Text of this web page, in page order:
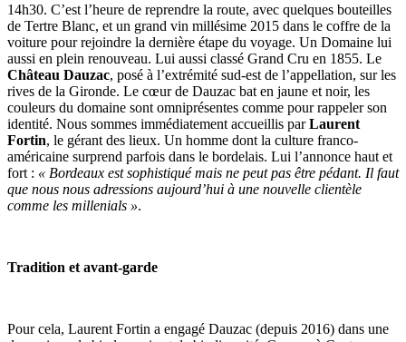
14h30. C’est l’heure de reprendre la route, avec quelques bouteilles
de Tertre Blanc, et un grand vin millésime 2015 dans le coffre de la
voiture pour rejoindre la dernière étape du voyage. Un Domaine lui
aussi en plein renouveau. Lui aussi classé Grand Cru en 1855. Le
Château Dauzac, posé à l’extrémité sud-est de l’appellation, sur les
rives de la Gironde. Le cœur de Dauzac bat en jaune et noir, les
couleurs du domaine sont omniprésentes comme pour rappeler son
identité. Nous sommes immédiatement accueillis parLaurent
Fortin, le gérant des lieux. Un homme dont la culture franco-
américaine surprend parfois dans le bordelais. Lui l’annonce haut et
fort : « Bordeaux est sophistiqué mais ne peut pas être pédant. Il faut
que nous nous adressions aujourd’hui à une nouvelle clientèle
comme les millenials ».
Tradition et avant-garde
Pour cela, Laurent Fortin a engagé Dauzac (depuis 2016) dans une